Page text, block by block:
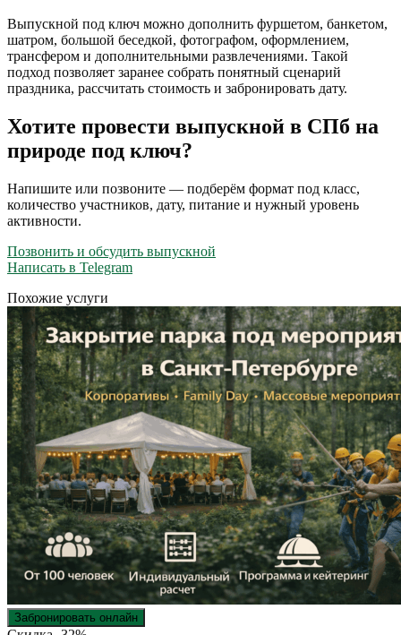
Выпускной под ключ можно дополнить фуршетом, банкетом,
шатром, большой беседкой, фотографом, оформлением,
трансфером и дополнительными развлечениями. Такой
подход позволяет заранее собрать понятный сценарий
праздника, рассчитать стоимость и забронировать дату.
Хотите провести выпускной в СПб на
природе под ключ?
Напишите или позвоните — подберём формат под класс,
количество участников, дату, питание и нужный уровень
активности.
Позвонить и обсудить выпускной
Написать в Telegram
Похожие услуги
Забронировать онлайн